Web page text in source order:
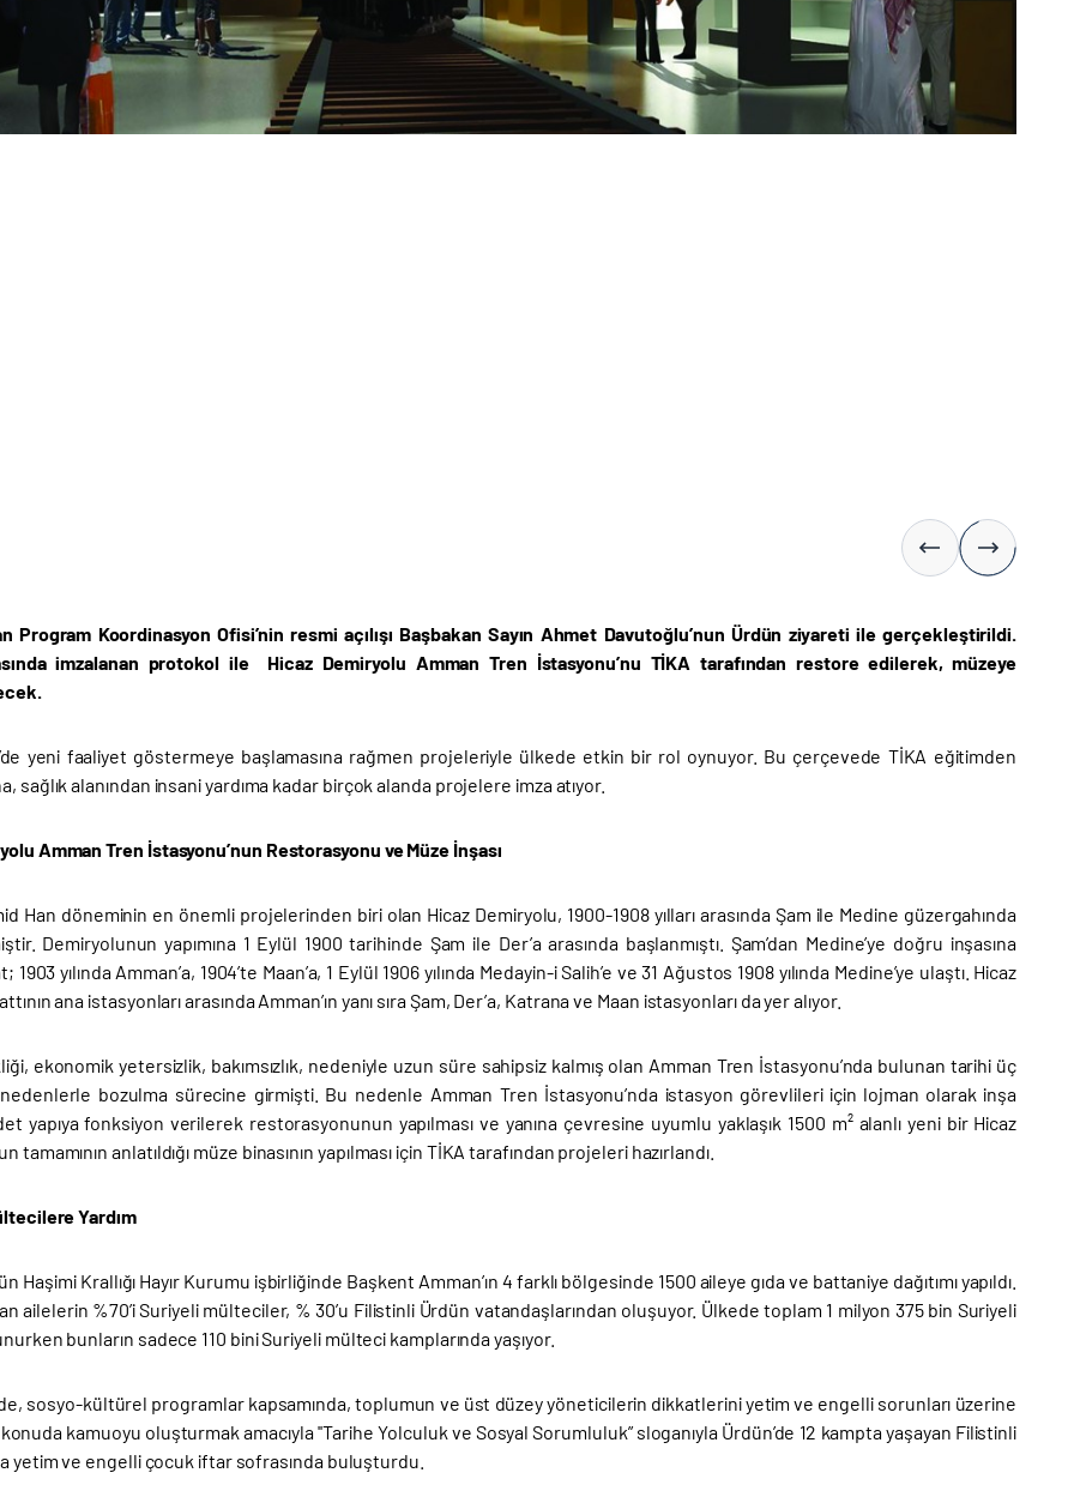
Program Koordinasyon Ofisi’nin resmi açılışı Başbakan Sayın Ahmet Davutoğlu’nun Ürdün ziyareti ile gerçekleştirildi.
imzalanan protokol ile Hicaz Demiryolu Amman Tren İstasyonu’nu TİKA tarafından restore edilerek, müzeye
yeni faaliyet göstermeye başlamasına rağmen projeleriyle ülkede etkin bir rol oynuyor. Bu çerçevede TİKA eğitimden
sağlık alanından insani yardıma kadar birçok alanda projelere imza atıyor.
Amman Tren İstasyonu’nun Restorasyonu ve Müze İnşası
Han döneminin en önemli projelerinden biri olan Hicaz Demiryolu, 1900-1908 yılları arasında Şam ile Medine güzergahında
Demiryolunun yapımına 1 Eylül 1900 tarihinde Şam ile Der’a arasında başlanmıştı. Şam’dan Medine’ye doğru inşasına
1903 yılında Amman’a, 1904’te Maan’a, 1 Eylül 1906 yılında Medayin-i Salih’e ve 31 Ağustos 1908 yılında Medine’ye ulaştı. Hicaz
ana istasyonları arasında Amman’ın yanı sıra Şam, Der’a, Katrana ve Maan istasyonları da yer alıyor.
ekonomik yetersizlik, bakımsızlık, nedeniyle uzun süre sahipsiz kalmış olan Amman Tren İstasyonu’nda bulunan tarihi üç
nedenlerle bozulma sürecine girmişti. Bu nedenle Amman Tren İstasyonu’nda istasyon görevlileri için lojman olarak inşa
yapıya fonksiyon verilerek restorasyonunun yapılması ve yanına çevresine uyumlu yaklaşık 1500 m² alanlı yeni bir Hicaz
tamamının anlatıldığı müze binasının yapılması için TİKA tarafından projeleri hazırlandı.
Yardım
Haşimi Krallığı Hayır Kurumu işbirliğinde Başkent Amman’ın 4 farklı bölgesinde 1500 aileye gıda ve battaniye dağıtımı yapıldı.
ailelerin %70’i Suriyeli mülteciler, % 30’u Filistinli Ürdün vatandaşlarından oluşuyor. Ülkede toplam 1 milyon 375 bin Suriyeli
bunların sadece 110 bini Suriyeli mülteci kamplarında yaşıyor.
sosyo-kültürel programlar kapsamında, toplumun ve üst düzey yöneticilerin dikkatlerini yetim ve engelli sorunları üzerine
kamuoyu oluşturmak amacıyla ''Tarihe Yolculuk ve Sosyal Sorumluluk” sloganıyla Ürdün’de 12 kampta yaşayan Filistinli
yetim ve engelli çocuk iftar sofrasında buluşturdu.